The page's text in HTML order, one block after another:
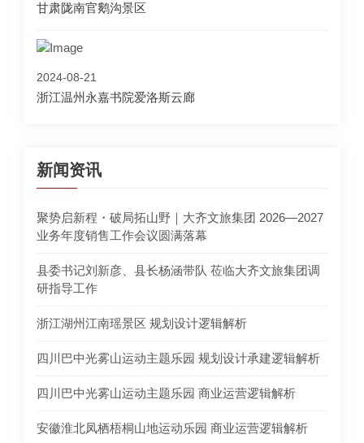
甘肃陇南官鹅沟景区
2024-08-21
浙江温州永嘉书院爱洛斯云廊
新闻资讯
聚势启新程・破局拓山野｜大齐文旅集团 2026—2027
业务年度销售工作会议圆满落幕
县委书记刘新彦、县长杨涵带队 莅临大齐文旅集团调
研指导工作
浙江湖州江南瑶景区 规划设计逻辑解析
四川巴中光雾山运动主题乐园 规划设计承建逻辑解析
四川巴中光雾山运动主题乐园 商业运营逻辑解析
安徽淮北凤栖梧桐山地运动乐园 商业运营逻辑解析